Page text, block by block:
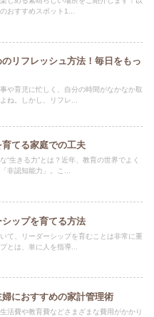
おすすめスポット1...
リフレッシュ方法！毎日をもっ
や育児に忙しく、自分の時間がなかなか取
ね。しかし、リフレ...
育てる家庭での工夫
“生きる力”とは？近年、教育の世界でよく
非認知能力」。こ...
ップを育てる方法
て、リーダーシップを育むことは非常に重
とは、単に人を指導...
におすすめの家計管理術
活費や教育費などさまざまな費用がかかり